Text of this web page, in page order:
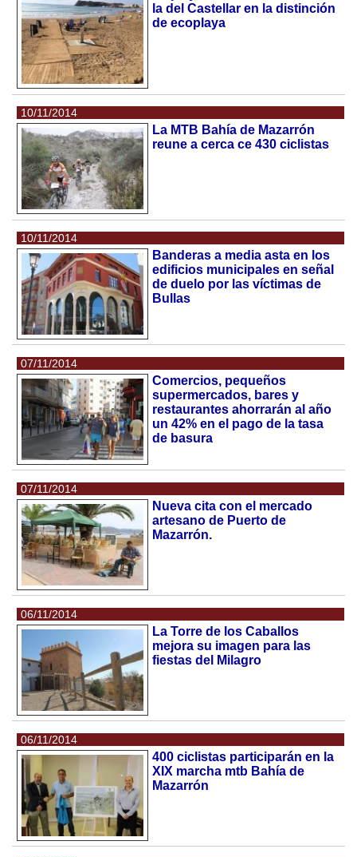
la del Castellar en la distinción
de ecoplaya
10/11/2014
La MTB Bahía de Mazarrón
reune a cerca ce 430 ciclistas
10/11/2014
Banderas a media asta en los
edificios municipales en señal
de duelo por las víctimas de
Bullas
07/11/2014
Comercios, pequeños
supermercados, bares y
restaurantes ahorrarán al año
un 42% en el pago de la tasa
de basura
07/11/2014
Nueva cita con el mercado
artesano de Puerto de
Mazarrón.
06/11/2014
La Torre de los Caballos
mejora su imagen para las
fiestas del Milagro
06/11/2014
400 ciclistas participarán en la
XIX marcha mtb Bahía de
Mazarrón